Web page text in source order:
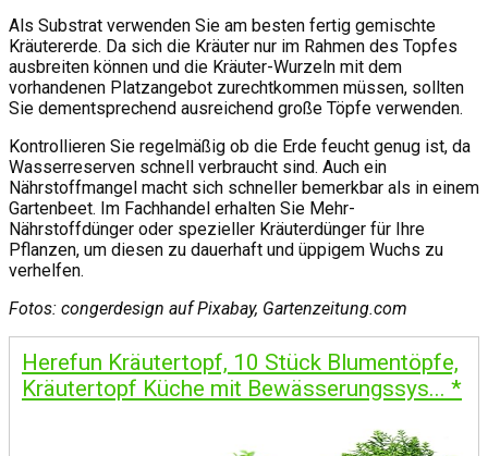
Als Substrat verwenden Sie am besten fertig gemischte
Kräutererde. Da sich die Kräuter nur im Rahmen des Topfes
ausbreiten können und die Kräuter-Wurzeln mit dem
vorhandenen Platzangebot zurechtkommen müssen, sollten
Sie dementsprechend ausreichend große Töpfe verwenden.
Kontrollieren Sie regelmäßig ob die Erde feucht genug ist, da
Wasserreserven schnell verbraucht sind. Auch ein
Nährstoffmangel macht sich schneller bemerkbar als in einem
Gartenbeet. Im Fachhandel erhalten Sie Mehr-
Nährstoffdünger oder spezieller Kräuterdünger für Ihre
Pflanzen, um diesen zu dauerhaft und üppigem Wuchs zu
verhelfen.
Fotos: congerdesign auf Pixabay, Gartenzeitung.com
Herefun Kräutertopf, 10 Stück Blumentöpfe,
Kräutertopf Küche mit Bewässerungssys... *